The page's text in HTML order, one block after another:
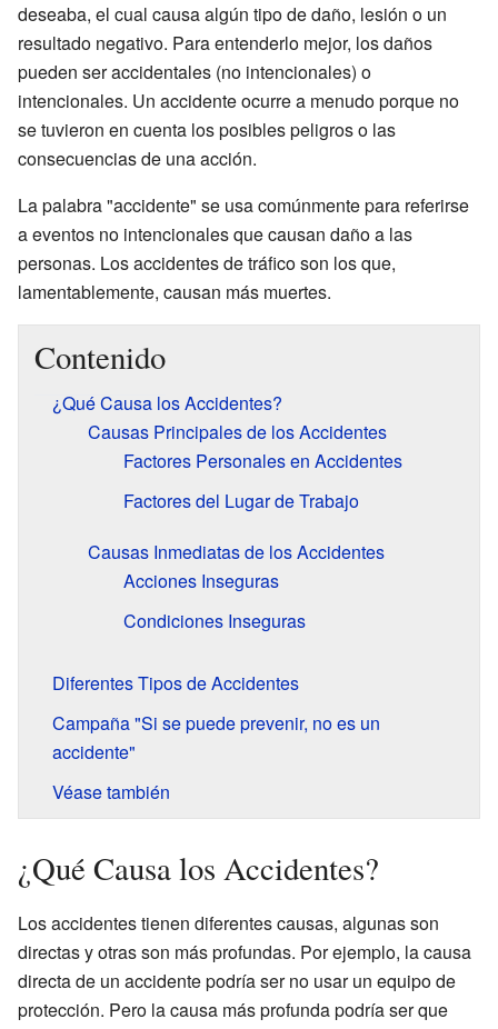
deseaba, el cual causa algún tipo de daño, lesión o un
resultado negativo. Para entenderlo mejor, los daños
pueden ser accidentales (no intencionales) o
intencionales. Un accidente ocurre a menudo porque no
se tuvieron en cuenta los posibles peligros o las
consecuencias de una acción.
La palabra "accidente" se usa comúnmente para referirse
a eventos no intencionales que causan daño a las
personas. Los accidentes de tráfico son los que,
lamentablemente, causan más muertes.
Contenido
¿Qué Causa los Accidentes?
Causas Principales de los Accidentes
Factores Personales en Accidentes
Factores del Lugar de Trabajo
Causas Inmediatas de los Accidentes
Acciones Inseguras
Condiciones Inseguras
Diferentes Tipos de Accidentes
Campaña "Si se puede prevenir, no es un
accidente"
Véase también
¿Qué Causa los Accidentes?
Los accidentes tienen diferentes causas, algunas son
directas y otras son más profundas. Por ejemplo, la causa
directa de un accidente podría ser no usar un equipo de
protección. Pero la causa más profunda podría ser que